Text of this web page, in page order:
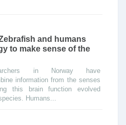
and humans
to make sense of the
in Norway have
information from the senses
this brain function evolved
Humans...